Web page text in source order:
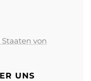
von
UNS